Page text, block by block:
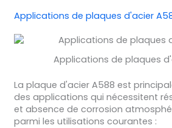
Applications de plaques d'acier
Applications de plaques
La plaque d'acier A588 est
des applications qui nécessitent
et absence de corrosion
parmi les utilisations courantes :